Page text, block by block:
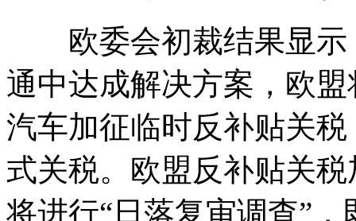
欧委会初裁结果显示
通中达成解决方案，欧
汽车加征临时反补贴关
式关税。欧盟反补贴关
将进行“日落复审调查”